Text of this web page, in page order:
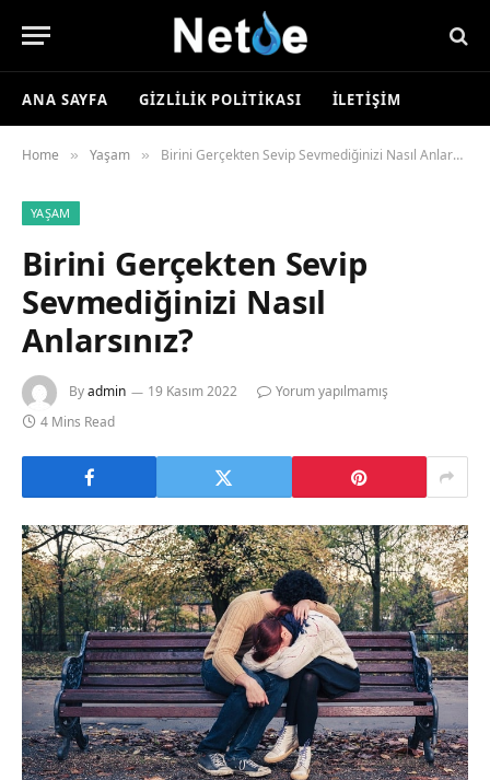
ANA SAYFA GIZLILIK POLITIKASI İLETIŞIM
Home » Yaşam » Birini Gerçekten Sevip Sevmediğinizi Nasıl Anlarsınız?
YAŞAM
Birini Gerçekten Sevip
Sevmediğinizi Nasıl
Anlarsınız?
Byadmin 19 Kasım 2022
Yorum yapılmamış
4 Mins Read